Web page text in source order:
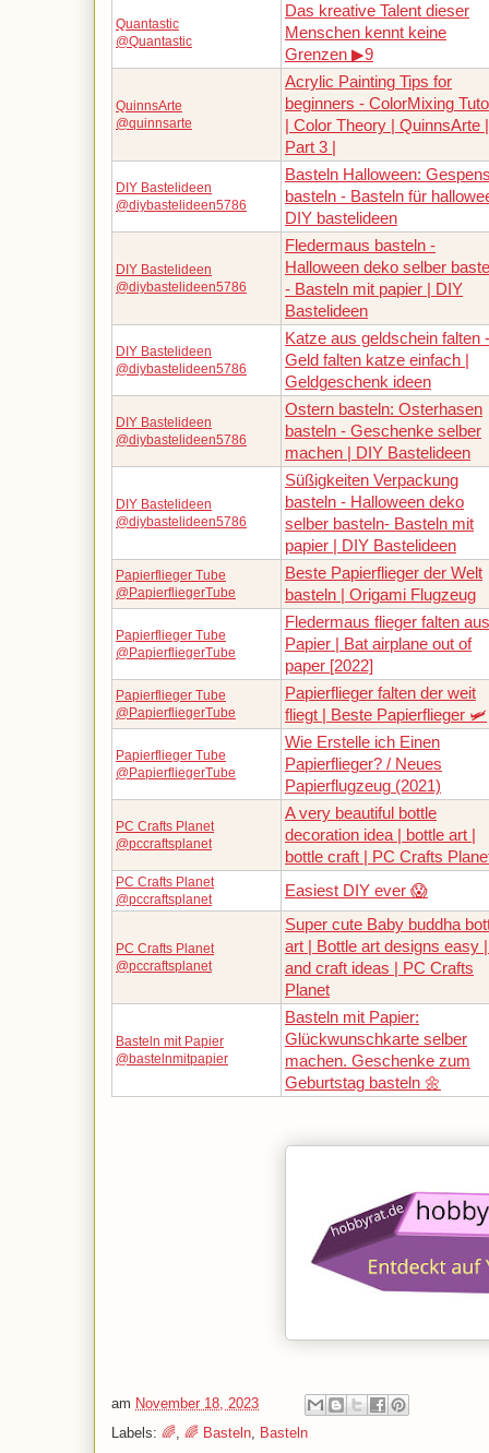
Quantastic
@Quantastic
Das kreative Talent dieser
Menschen kennt keine
Grenzen ▶9
QuinnsArte
@quinnsarte
Acrylic Painting Tips for
beginners - ColorMixing
| Color Theory | QuinnsArte |
Part 3 |
DIY Bastelideen
@diybastelideen5786
Basteln Halloween:
basteln - Basteln für
DIY bastelideen
DIY Bastelideen
@diybastelideen5786
Fledermaus basteln -
Halloween deko selber
- Basteln mit papier | DIY
Bastelideen
DIY Bastelideen
@diybastelideen5786
Katze aus geldschein falten -
Geld falten katze einfach |
Geldgeschenk ideen
DIY Bastelideen
@diybastelideen5786
Ostern basteln: Osterhasen
basteln - Geschenke selber
machen | DIY Bastelideen
DIY Bastelideen
@diybastelideen5786
Süßigkeiten Verpackung
basteln - Halloween deko
selber basteln- Basteln mit
papier | DIY Bastelideen
Papierflieger Tube
@PapierfliegerTube
Beste Papierflieger der Welt
basteln | Origami Flugzeug
Papierflieger Tube
@PapierfliegerTube
Fledermaus flieger falten aus
Papier | Bat airplane out of
paper [2022]
Papierflieger Tube
@PapierfliegerTube
Papierflieger falten der weit
fliegt | Beste Papierflieger 🛩️
Papierflieger Tube
@PapierfliegerTube
Wie Erstelle ich Einen
Papierflieger? / Neues
Papierflugzeug (2021)
PC Crafts Planet
@pccraftsplanet
A very beautiful bottle
decoration idea | bottle art |
bottle craft | PC Crafts
PC Crafts Planet
@pccraftsplanet
Easiest DIY ever 😱
PC Crafts Planet
@pccraftsplanet
Super cute Baby buddha
art | Bottle art designs easy
and craft ideas | PC Crafts
Planet
Basteln mit Papier
@bastelnmitpapier
Basteln mit Papier:
Glückwunschkarte selber
machen. Geschenke zum
Geburtstag basteln 🌼
am November 18, 2023
Labels: 🌈 🌈 Basteln Basteln